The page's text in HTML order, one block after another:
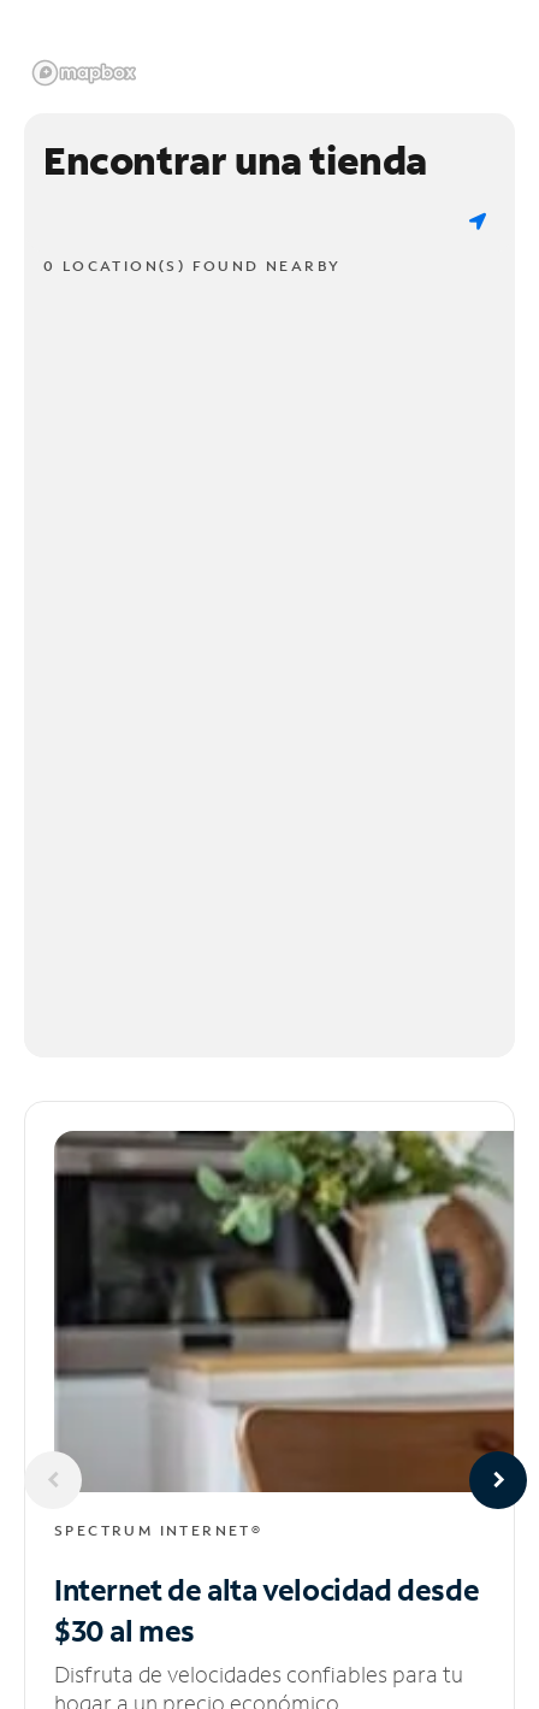
Encontrar una tienda
0 LOCATION(S) FOUND NEARBY
SPECTRUM INTERNET®
Internet de alta velocidaddesde
$30 al mes
Disfruta de velocidades confiables para tu
hogar a un precio económico.